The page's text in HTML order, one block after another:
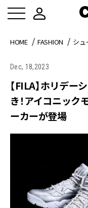
HOME FASHION シュ
Dec, 18,2023
【FILA】ホリデー
き！アイコニック
ーカーが登場